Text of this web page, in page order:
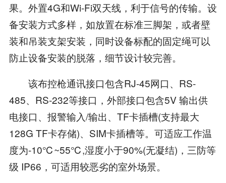
果。外置4G和Wi-Fi双天线，利于信号的传输。设
备安装方式多样，如放置在标准三脚架，或者壁
装和吊装支架安装，同时设备标配的固定绳可以
防止设备安装的脱落，细节设计较完善。
该布控枪通讯接口包含RJ-45网口、RS-
485、RS-232等接口，外部接口包含5V 输出供
电接口、报警输入/输出、TF卡插槽(支持最大
128G TF卡存储)、SIM卡插槽等。可适应工作温
度为-10℃~55℃,湿度小于90%(无凝结)，三防等
级 IP66，可适用较恶劣的室外场景。